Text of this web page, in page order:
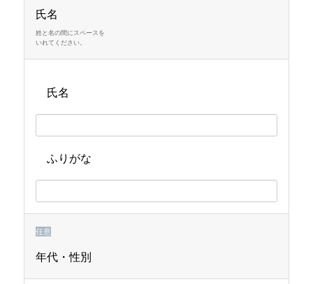
さ
る
画
面
で
す。
る
画
で
す。
る
画
で
す。
氏名
姓と名の間にスペースを
いれてください。
氏名
ふりがな
任意
年代・性別